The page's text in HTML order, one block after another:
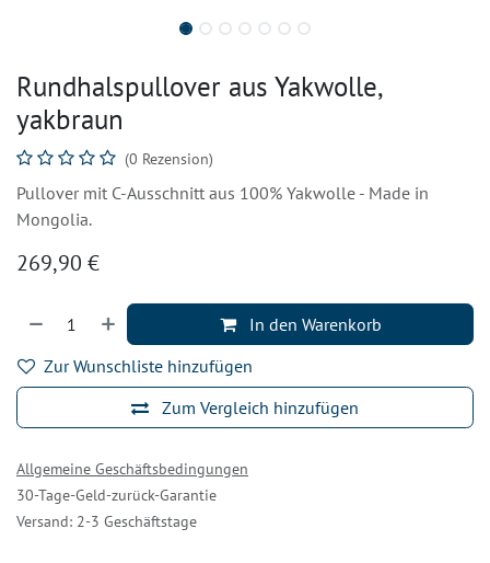
Rundhalspullover aus Yakwolle,
yakbraun
(0 Rezension)
Pullover mit C-Ausschnitt aus 100% Yakwolle - Made in
Mongolia.
269,90 €
In den Warenkorb
Zum Vergleich hinzufügen
Zur Wunschliste hinzufügen
Allgemeine Geschäftsbedingungen
30-Tage-Geld-zurück-Garantie
Versand: 2-3 Geschäftstage